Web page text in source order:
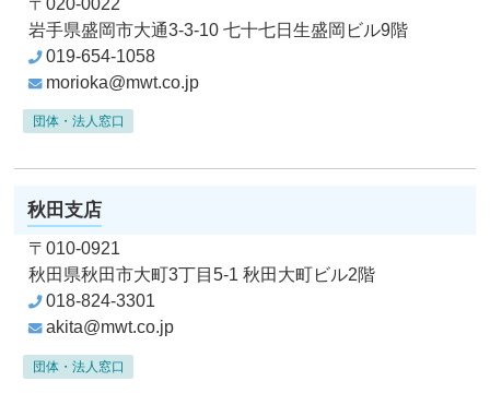
岩手県盛岡市大通3-3-10七十七日生盛岡ビル9階
019-654-1058
morioka@mwt.co.jp
団体・法人窓口
秋田支店
〒010-0921
秋田県秋田市大町3丁目5-1 秋田大町ビル2階
018-824-3301
akita@mwt.co.jp
団体・法人窓口